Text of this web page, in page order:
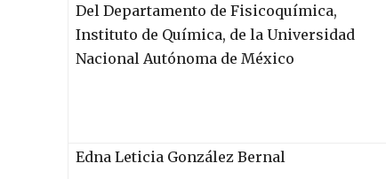
Del Departamento de Fisicoquímica,
Instituto de Química, de la Universidad
Nacional Autónoma de México
Edna Leticia González Bernal